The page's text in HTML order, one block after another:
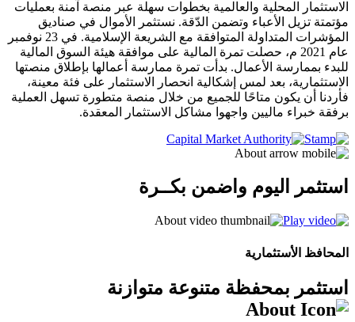
الاستثمار المحلية والعالمية بخطوات سهلة عبر منصة آمنة بعمليات
مؤتمتة تزيل الأعباء وتضمن الدّقة. نستثمر الأموال في صناديق
المؤشرات المتداولة المتوافقة مع الشريعة الإسلامية. في 23 نوفمبر
عام 2021 م، حصلت تمرة المالية على موافقة هيئة السوق المالية
للبدء بممارسة الأعمال. بدأت تمرة ممارسة أعمالها بإطلاق منصتها
الاستثمارية، بعد لمس إشكالية انحصار الاستثمار على فئة معينة،
فأردنا أن يكون متاحًا للجميع من خلال منصة متطورة تسهل العملية
برفقة خبراء ماليين واجهوا مشاكل الاستثمار المعقدة.
استثمر اليوم واضمن بكــرة
المحافظ الأستثمارية
استثمر بمحفظة متنوعة متوازنة